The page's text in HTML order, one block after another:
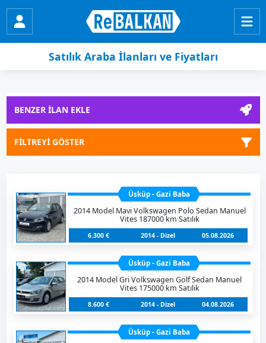
Satılık Araba İlanları ve Fiyatları
BENZER İLAN EKLE
FİLTREYİ GÖSTER
Üsküp - Gazi Baba
2014 Model Mavi Volkswagen Polo Sedan Manuel
Vites 187000 km Satılık
6.300 € 2014 - Dizel 05.08.2026
Üsküp - Gazi Baba
2014 Model Gri Volkswagen Golf Sedan Manuel
Vites 175000 km Satılık
8.600 € 2014 - Dizel 04.08.2026
Üsküp - Gazi Baba